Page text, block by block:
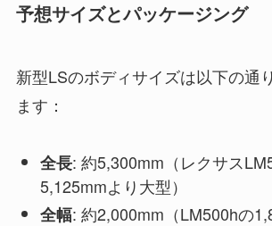
予想サイズとパッケージング
新型LSのボディサイズは以下の通
ます：
全長: 約5,300mm（レクサス
5,125mmより大型）
全幅: 約2,000mm（LM500hの